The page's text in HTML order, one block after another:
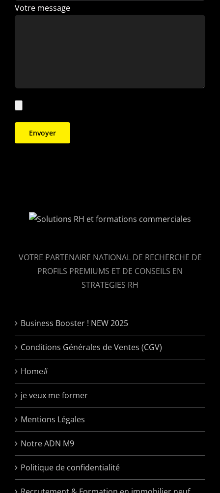
Votre message
VOTRE PARTENAIRE NATIONAL DE RECHERCHE DE
PROFILS PREMIUMS ET DE CONSEILS EN
STRATEGIES RH
Business Booster ! NEW 2025
Conditions Générales de Ventes (CGV)
Home#
je veux me former
Mentions Légales
Notre ADN M9
Politique de confidentialité